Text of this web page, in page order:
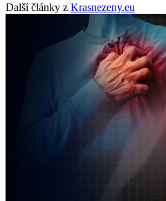
Další články z Krasnezeny.eu